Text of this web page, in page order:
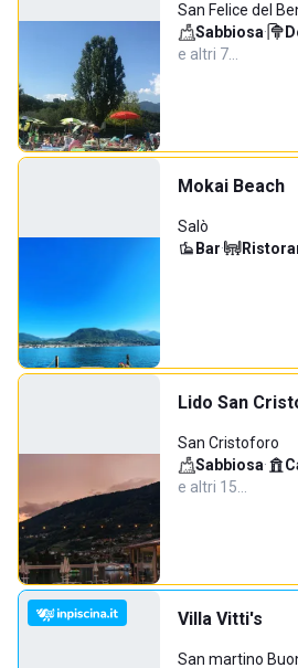
San Felice del
Sabbiosa·
e altri 7…
Mokai Beach
Salò
Bar·
Lido San
San Cristoforo
Sabbiosa·
e altri 15…
Villa Vitti's
San martino